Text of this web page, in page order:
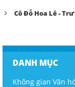
Cô Đỗ Hoa Lê -
DANH MỤC
Không gian Văn